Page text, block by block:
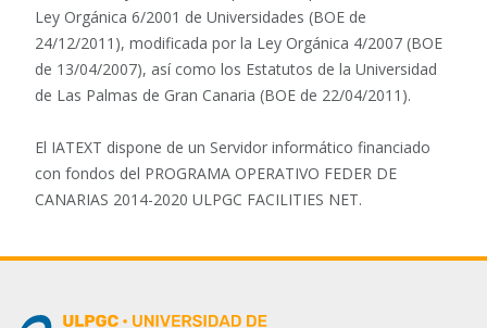
Ley Orgánica 6/2001 de Universidades (BOE de
24/12/2011), modificada por la Ley Orgánica 4/2007 (BOE
de 13/04/2007), así como los Estatutos de la Universidad
de Las Palmas de Gran Canaria (BOE de 22/04/2011).
El IATEXT dispone de un Servidor informático financiado
con fondos del PROGRAMA OPERATIVO FEDER DE
CANARIAS 2014-2020 ULPGC FACILITIES NET.